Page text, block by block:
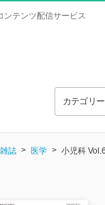
ンテンツ配信サービス
カテゴリ
雑誌 医学 小児科